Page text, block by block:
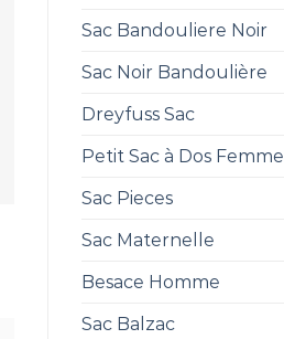
Sac Bandouliere Noir
Sac Noir Bandoulière
Dreyfuss Sac
Petit Sac à Dos Femme
Sac Pieces
Sac Maternelle
Besace Homme
Sac Balzac